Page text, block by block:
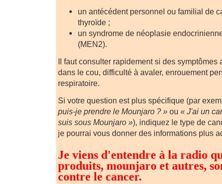
un antécédent personnel ou familial de
thyroïde ;
un syndrome de néoplasie
(MEN2).
Il faut consulter rapidement si des symptômes
dans le cou, difficulté à avaler, enrouement
respiratoire.
Si votre question est plus spécifique (par
puis-je prendre le Mounjaro ? » ou « J'ai un
suis sous Mounjaro »), indiquez le type de
je pourrai vous donner des informations plus
Je viens d'entendre à la radio
produits, mounjaro et autres,
contre le cancer.